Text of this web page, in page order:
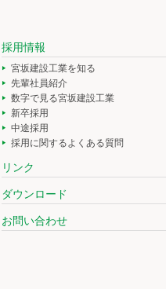
採用情報
宮坂建設工業を知る
先輩社員紹介
数字で見る宮坂建設工業
新卒採用
中途採用
採用に関するよくある質問
リンク
ダウンロード
お問い合わせ